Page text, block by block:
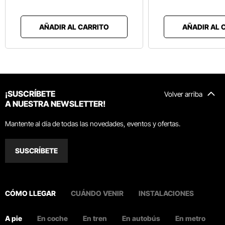
AÑADIR AL CARRITO AÑADIR AL
Volver arriba
¡SUSCRÍBETE
A NUESTRA NEWSLETTER!
Mantente al día de todas las novedades, eventos y ofertas.
SUSCRÍBETE
CÓMO LLEGAR CUÁNDO VENIR INSTALACIONES
A pie En coche En tren En autobús En metro